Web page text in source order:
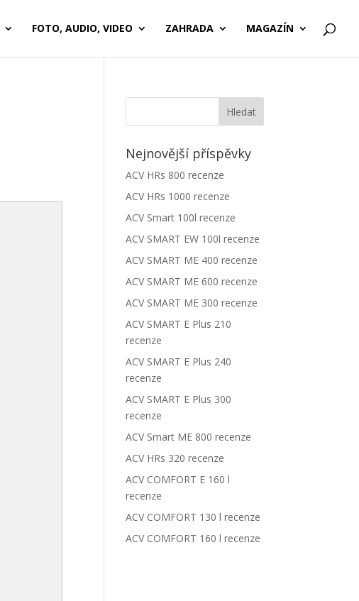
FOTO, AUDIO, VIDEO ZAHRADA MAGAZÍN
Nejnovější příspěvky
ACV HRs 800 recenze
ACV HRs 1000 recenze
ACV Smart 100l recenze
ACV SMART EW 100l recenze
ACV SMART ME 400 recenze
ACV SMART ME 600 recenze
ACV SMART ME 300 recenze
ACV SMART E Plus 210
recenze
ACV SMART E Plus 240
recenze
ACV SMART E Plus 300
recenze
ACV Smart ME 800 recenze
ACV HRs 320 recenze
ACV COMFORT E 160 l
recenze
ACV COMFORT 130 l recenze
ACV COMFORT 160 l recenze